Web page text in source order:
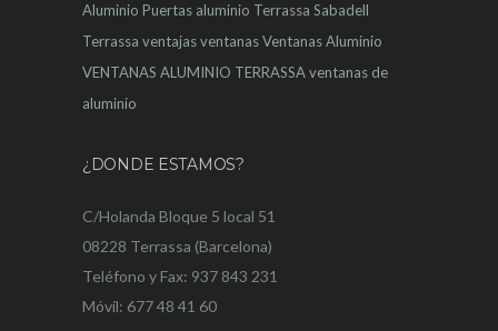
Aluminio Puertas aluminio Terrassa Sabadell
Terrassa ventajasventanasVentanas Aluminio
VENTANAS ALUMINIO TERRASSAventanas de
aluminio
¿DONDE ESTAMOS?
C/Holanda Bloque 5 local 51
08228 Terrassa (Barcelona)
Teléfono y Fax: 937 843 231
Móvil: 677 48 41 60